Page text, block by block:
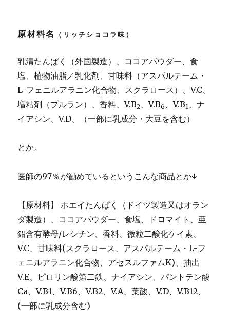
原材料名 （リッチショコラ味）
乳清たんぱく（外国製造）、ココアパウダー、食
塩、植物油脂／乳化剤、甘味料（アスパルテーム・
L-フェニルアラニン化合物、スクラロース）、V.C、
増粘剤（プルラン）、香料、V.B2、V.B6 、V.B1、ナ
イアシン、V.D、（一部に乳成分・大豆を含む）
とか。
医師の97％が勧めているというこんな商品とか↓
【原材料】 ホエイたんぱく（ドイツ製造又はオラン
ダ製造）、ココアパウダー、食塩、ドロマイト、亜
鉛含有酵母/レシチン、香料、微粒二酸化ケイ素、
V.C、甘味料(スクラロース、アスパルテーム・L-フ
ェニルアラニン化合物、アセスルファムK)、抽出
V.E、ピロリン酸第二鉄、ナイアシン、パントテン酸
Ca、V.B1、V.B6、V.B2、V.A、葉酸、V.D、V.B12、
(一部に乳成分含む)